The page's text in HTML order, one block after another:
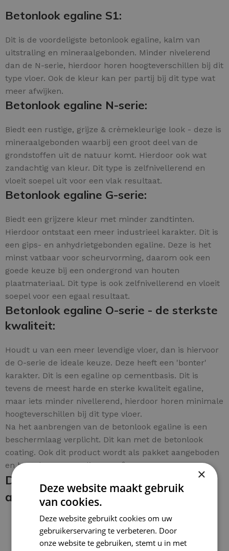
Betonlook egaline S1:
Dit is de voordeligste betonlook egaline, kalm van
uitstraling en mineraalgebonden. Minder nivelerend
dan de N-serie, hierdoor horen hoogteverschillen bij dit
type vloer. Ook de kleur kan per partij bij dit type wat
meer afwijken.
Betonlook egaline N-serie:
Biedt een rustige, grijze & crèmekleurige look - deze is
mineraalgebonden waarbij een groot deel van de
grondstoffen uit de natuur komt. Hierdoor ook wat
zandachtig van kleur. Dit type is zelfnivellerend en
vloeit soepel uit voor een vlak resultaat.
Betonlook egaline G-serie:
Biedt een grijzere kleur met minder zandtinten.
Hierdoor ontstaat een meer industrieel karakter. Dit is
een gips- en anhydrietgebonden egaline. Deze is het
minst vatbaar voor scheurvorming, daarom ook een
goede keuze bij een ondergrond van houten
plaatmateriaal. Dit type is ook zelfnivellerend en vloeit
soepel voor een egaal resultaat.
Betonlook egaline O-serie - de sterkste
kwaliteit:
Houdt u van een meer levendige vloer, dan is hiervoor
de O-serie de ideale keuze. Deze heeft een 'bonter'
karakter. Dit is een egaline op cementbasis. Dit is
tevens de meest harde en sterke kwaliteit egaline,
maar iets minder nivellerend, hierdoor horen minimale
hoogteverschillen bij dit type vloer.
Na het aanbrengen van de betonlook egaline is een
beschermlaag verplicht. Dit kan met de betonlook
coating. Ook dit product wordt als pakket aangeboden
en bestelt u eenvoudig per m².
De betonlook egaline en coating
aanbrengen:
×
Deze website maakt gebruik
van cookies.
Deze website gebruikt cookies om uw
gebruikerservaring te verbeteren. Door
onze website te gebruiken, stemt u in met